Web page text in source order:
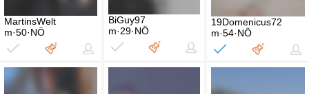
MartinsWelt
m·50·NÖ
BiGuy97
m·29·NÖ
19Domenicus72
m·54·NÖ